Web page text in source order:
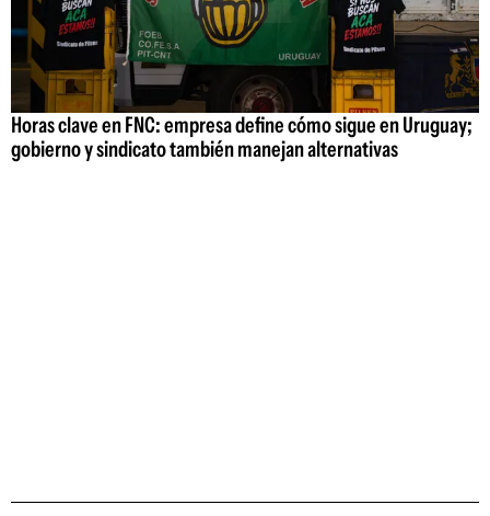
Horas clave en FNC: empresa define cómo sigue en Uruguay;
gobierno y sindicato también manejan alternativas